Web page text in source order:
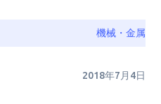
機械・金属
2018年7月4日